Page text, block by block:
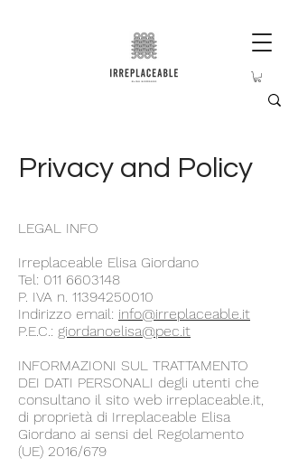
Privacy and Policy
LEGAL INFO
Irreplaceable Elisa Giordano
Tel: 011 6603148
P. IVA n. 11394250010
Indirizzo email: info@irreplaceable.it
P.E.C.: giordanoelisa@pec.it
INFORMAZIONI SUL TRATTAMENTO
DEI DATI PERSONALI degli utenti che
consultano il sito web irreplaceable.it,
di proprietà di Irreplaceable Elisa
Giordano ai sensi del Regolamento
(UE) 2016/679